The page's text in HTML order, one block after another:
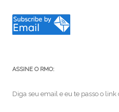
ASSINE O RMO:
Diga seu email e eu te passo o